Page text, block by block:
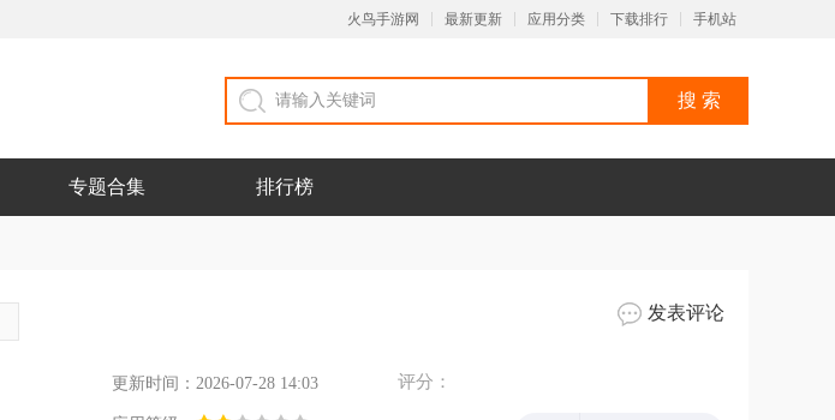
火鸟手游网 最新更新 应用分类 下载排行 手机站
专题合集 排行榜
发表评论
更新时间：2026-07-28 14:03
评分：